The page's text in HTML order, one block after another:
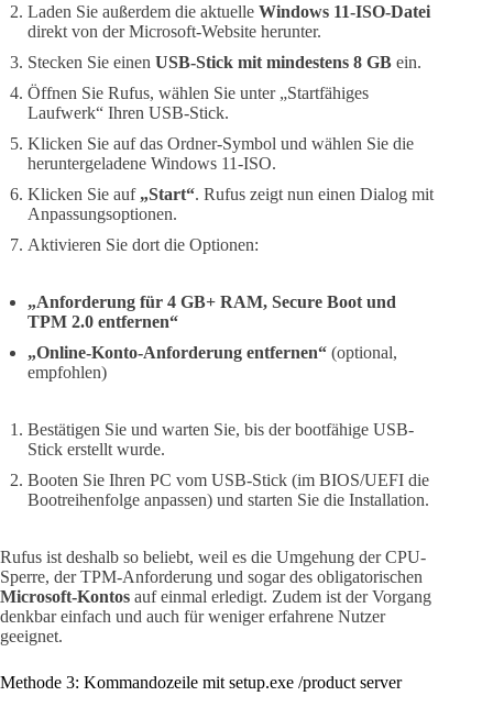
Laden Sie außerdem die aktuelle Windows 11-ISO-Datei
direkt von der Microsoft-Website herunter.
Stecken Sie einen USB-Stick mit mindestens 8 GB ein.
Öffnen Sie Rufus, wählen Sie unter „Startfähiges
Laufwerk“ Ihren USB-Stick.
Klicken Sie auf das Ordner-Symbol und wählen Sie die
heruntergeladene Windows 11-ISO.
Klicken Sie auf „Start“. Rufus zeigt nun einen Dialog mit
Anpassungsoptionen.
Aktivieren Sie dort die Optionen:
„Anforderung für 4 GB+ RAM, Secure Boot und
TPM 2.0 entfernen“
„Online-Konto-Anforderung entfernen“ (optional,
empfohlen)
Bestätigen Sie und warten Sie, bis der bootfähige USB-
Stick erstellt wurde.
Booten Sie Ihren PC vom USB-Stick (im BIOS/UEFI die
Bootreihenfolge anpassen) und starten Sie die Installation.
Rufus ist deshalb so beliebt, weil es die Umgehung der CPU-
Sperre, der TPM-Anforderung und sogar des obligatorischen
Microsoft-Kontos auf einmal erledigt. Zudem ist der Vorgang
denkbar einfach und auch für weniger erfahrene Nutzer
geeignet.
Methode 3: Kommandozeile mit setup.exe /product server